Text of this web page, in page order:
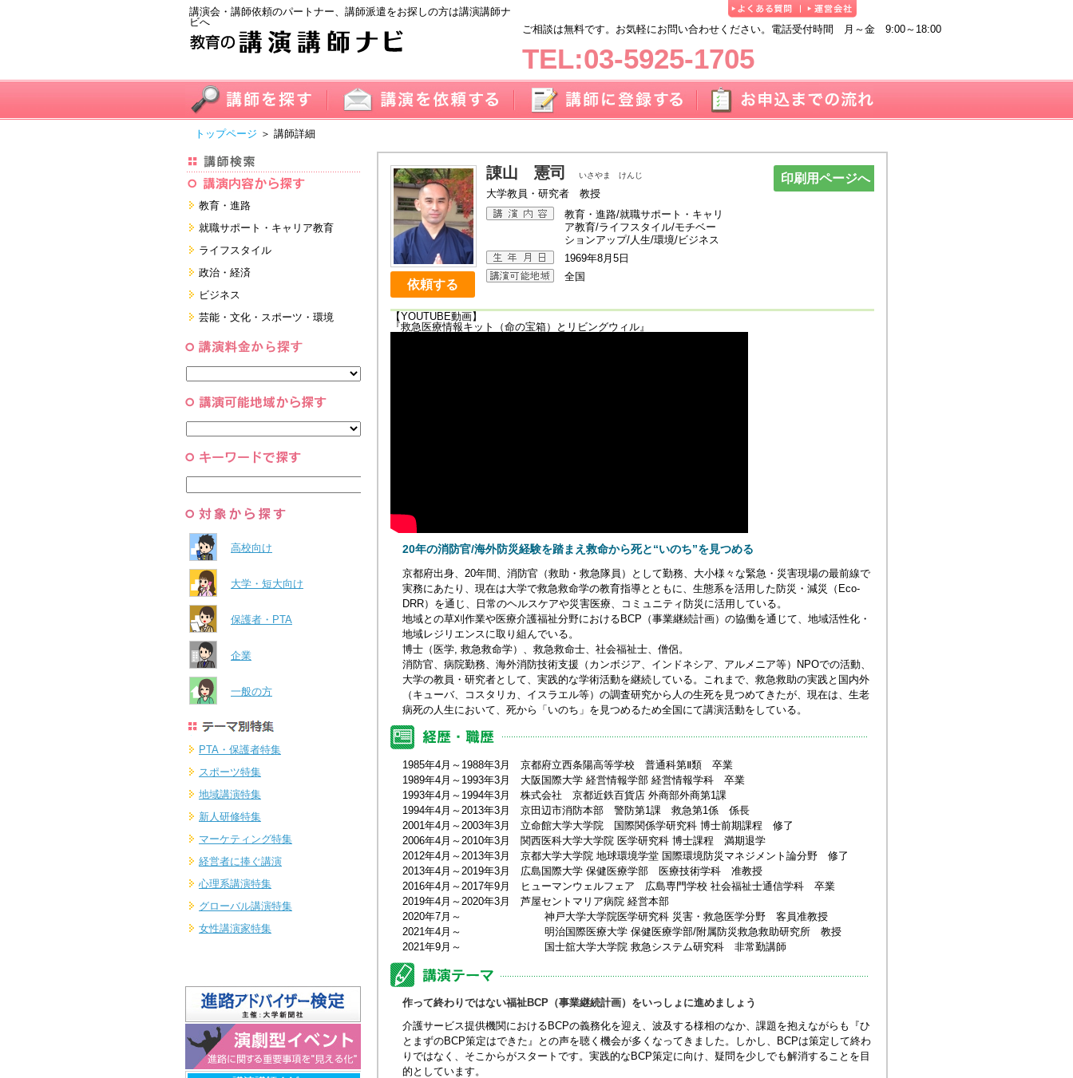
講演会・講師依頼のパートナー、講師派遣をお探しの方は講演講師ナ
ビへ
ご相談は無料です。お気軽にお問い合わせください。電話受付時間 月～金 9:00～18:00
TEL:03-5925-1705
トップページ ＞ 講師詳細
教育・進路
進学・受験
教員・保護者
すべて
就職サポート・キャリア教育
就職サポートツール対策
面接・ディスカッション・マナー
対策
ライフスタイル
健康・美容・女性・食育
看護・介護・ボランティア
すべて
政治・経済
国際
日本
ビジネス
経営・マーケティング・ファイナ
ンス
コーチング・メンタルヘルス・人
芸能・文化・スポーツ・環境
スポーツ
すべて
高校向け
大学・短大向け
保護者・PTA
企業
一般の方
PTA・保護者特集
スポーツ特集
地域講演特集
新人研修特集
マーケティング特集
経営者に捧ぐ講演
心理系講演特集
グローバル講演特集
女性講演家特集
依頼する
諌山 憲司 いさやま けんじ
大学教員・研究者 教授
教育・進路/就職サポート・キャリ
ア教育/ライフスタイル/モチベー
ションアップ/人生/環境/ビジネス
1969年8月5日
全国
印刷用ページへ
【YOUTUBE動画】
『救急医療情報キット（命の宝箱）とリビングウィル』
20年の消防官/海外防災経験を踏まえ救命から死と“いのち”を見つめる
京都府出身、20年間、消防官（救助・救急隊員）として勤務、大小様々な緊急・災害現場の最前線で
実務にあたり、現在は大学で救急救命学の教育指導とともに、生態系を活用した防災・減災（Eco-
DRR）を通じ、日常のヘルスケアや災害医療、コミュニティ防災に活用している。
地域との草刈作業や医療介護福祉分野におけるBCP（事業継続計画）の協働を通じて、地域活性化・
地域レジリエンスに取り組んでいる。
博士（医学, 救急救命学）、救急救命士、社会福祉士、僧侶。
消防官、病院勤務、海外消防技術支援（カンボジア、インドネシア、アルメニア等）NPOでの活動、
大学の教員・研究者として、実践的な学術活動を継続している。これまで、救急救助の実践と国内外
（キューバ、コスタリカ、イスラエル等）の調査研究から人の生死を見つめてきたが、現在は、生老
病死の人生において、死から「いのち」を見つめるため全国にて講演活動をしている。
1985年4月～1988年3月 京都府立西条陽高等学校 普通科第Ⅱ類 卒業
1989年4月～1993年3月 大阪国際大学 経営情報学部 経営情報学科 卒業
1993年4月～1994年3月 株式会社 京都近鉄百貨店 外商部外商第1課
1994年4月～2013年3月 京田辺市消防本部 警防第1課 救急第1係 係長
2001年4月～2003年3月 立命館大学大学院 国際関係学研究科 博士前期課程 修了
2006年4月～2010年3月 関西医科大学大学院 医学研究科 博士課程 満期退学
2012年4月～2013年3月 京都大学大学院 地球環境学堂 国際環境防災マネジメント論分野 修了
2013年4月～2019年3月 広島国際大学 保健医療学部 医療技術学科 准教授
2016年4月～2017年9月 ヒューマンウェルフェア 広島専門学校 社会福祉士通信学科 卒業
2019年4月～2020年3月 芦屋セントマリア病院 経営本部
2020年7月～ 神戸大学大学院医学研究科 災害・救急医学分野 客員准教授
2021年4月～ 明治国際医療大学 保健医療学部/附属防災救急救助研究所 教授
2021年9月～ 国士舘大学大学院 救急システム研究科 非常勤講師
作って終わりではない福祉BCP（事業継続計画）をいっしょに進めましょう
介護サービス提供機関におけるBCPの義務化を迎え、波及する様相のなか、課題を抱えながらも『ひ
とまずのBCP策定はできた』との声を聴く機会が多くなってきました。しかし、BCPは策定して終わ
りではなく、そこからがスタートです。実践的なBCP策定に向け、疑問を少しでも解消することを目
的としています。